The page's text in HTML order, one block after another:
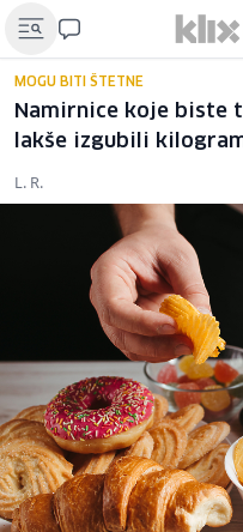
MOGU BITI ŠTETNE
Namirnice koje biste
lakše izgubili
L. R.